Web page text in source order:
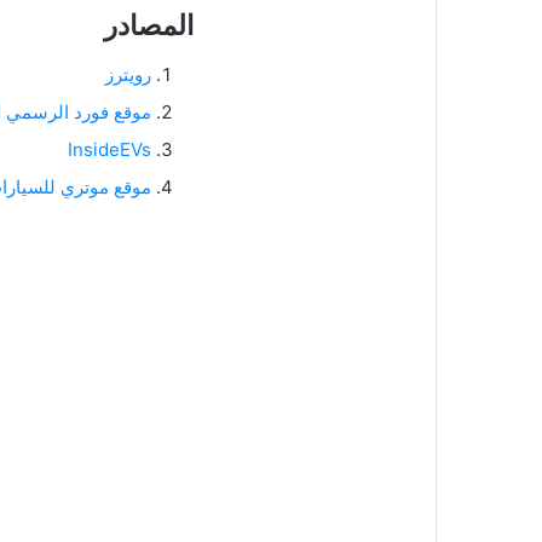
المصادر
رويترز
موقع فورد الرسمي
InsideEVs
موقع موتري